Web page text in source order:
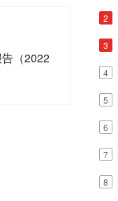
告（2022
2
3
4
5
6
7
8